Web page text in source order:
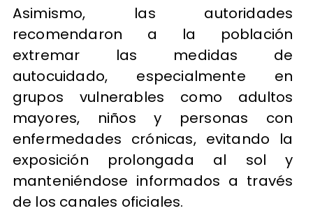
Asimismo, las autoridades
recomendaron a la población
extremar las medidas de
autocuidado, especialmente en
grupos vulnerables como adultos
mayores, niños y personas con
enfermedades crónicas, evitando la
exposición prolongada al sol y
manteniéndose informados a través
de los canales oficiales.